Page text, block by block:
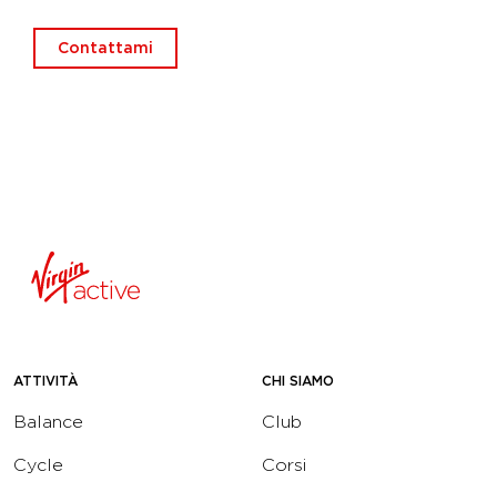
Contattami
ATTIVITÀ
Balance
Cycle
CHI SIAMO
Club
Corsi